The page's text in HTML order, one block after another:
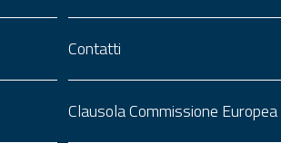
Contatti
Clausola Commissione Europea